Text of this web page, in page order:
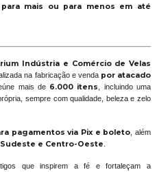
mais ou para menos em até
Indústria e Comércio de Velas
na fabricação e venda por atacado
mais de 6.000 itens
, incluindo uma
sempre com qualidade, beleza e zelo
pagamentos via Pix e boleto , além
e Centro-Oeste
que inspirem a fé e fortaleçam a